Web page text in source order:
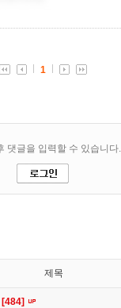
제목
[484]